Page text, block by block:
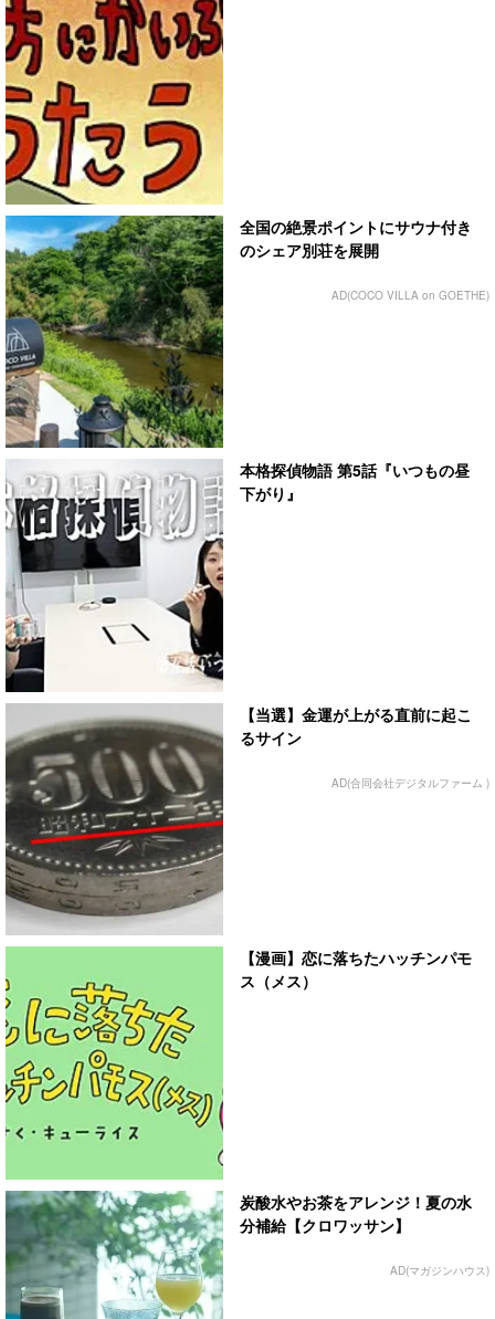
全国の絶景ポイントにサウナ付き
のシェア別荘を展開
AD(COCO VILLA on GOETHE)
本格探偵物語 第5話『いつもの昼
下がり』
【当選】金運が上がる直前に起こ
るサイン
AD(合同会社デジタルファーム )
【漫画】恋に落ちたハッチンパモ
ス（メス）
炭酸水やお茶をアレンジ！夏の水
分補給【クロワッサン】
AD(マガジンハウス)